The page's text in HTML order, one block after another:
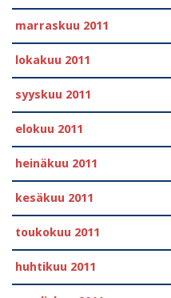
marraskuu 2011
lokakuu 2011
syyskuu 2011
elokuu 2011
heinäkuu 2011
kesäkuu 2011
toukokuu 2011
huhtikuu 2011